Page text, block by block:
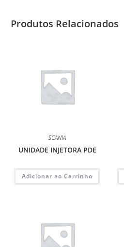
Produtos Relacionados
SCANIA
UNIDADE INJETORA PDE
Adicionar ao Carrinho